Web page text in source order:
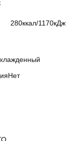
280ккал/1170кДж
Нет